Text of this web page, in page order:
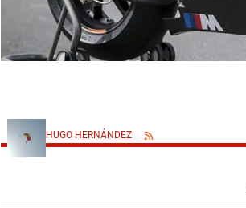
HUGO HERNÁNDEZ